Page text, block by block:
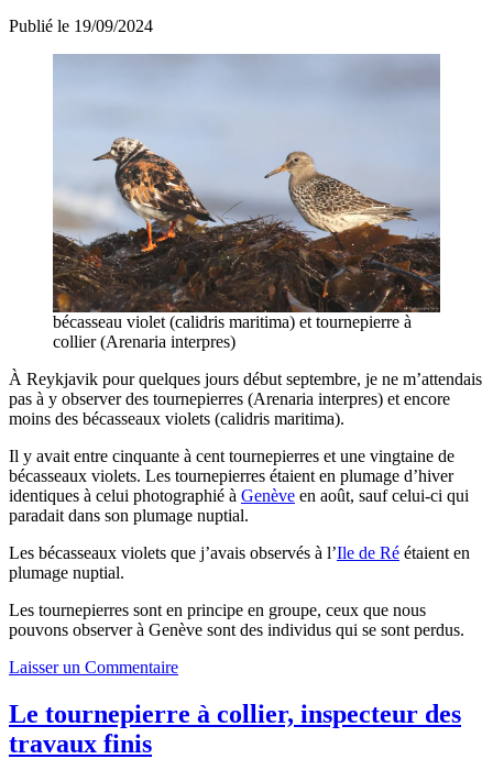
Publié le 19/09/2024
bécasseau violet (calidris maritima) et tournepierre à
collier (Arenaria interpres)
À Reykjavik pour quelques jours début septembre, je ne m’attendais
pas à y observer des tournepierres (Arenaria interpres) et encore
moins des bécasseaux violets (calidris maritima).
Il y avait entre cinquante à cent tournepierres et une vingtaine de
bécasseaux violets. Les tournepierres étaient en plumage d’hiver
identiques à celui photographié à Genève en août, sauf celui-ci qui
paradait dans son plumage nuptial.
Les bécasseaux violets que j’avais observés à l’Ile de Ré étaient en
plumage nuptial.
Les tournepierres sont en principe en groupe, ceux que nous
pouvons observer à Genève sont des individus qui se sont perdus.
Laisser un Commentaire
Le tournepierre à collier, inspecteur des
travaux finis